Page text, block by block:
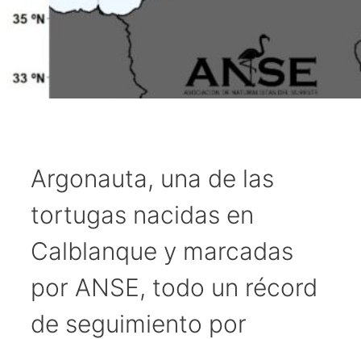
Argonauta, una de las
tortugas nacidas en
Calblanque y marcadas
por ANSE, todo un récord
de seguimiento por